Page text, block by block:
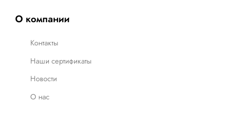
О компании
Контакты
Наши сертификаты
Новости
О нас